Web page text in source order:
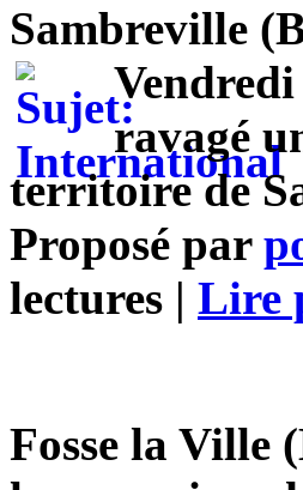
Sambreville
ravagé
territoire de
Proposé par
lectures | Lire
Fosse la Ville